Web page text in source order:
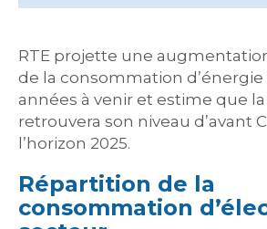
RTE projette une
de la consommation d’énergie
années à venir et estime que
retrouvera son niveau d’avant
l’horizon 2025.
Répartition de la
consommation